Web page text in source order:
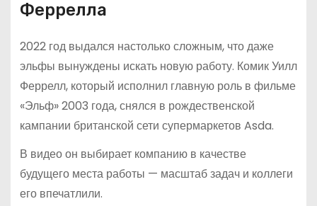
Феррелла
2022 год выдался настолько сложным, что даже
эльфы вынуждены искать новую работу. Комик Уилл
Феррелл, который исполнил главную роль в фильме
«Эльф» 2003 года, снялся в рождественской
кампании британской сети супермаркетов Asda.
В видео он выбирает компанию в качестве
будущего места работы — масштаб задач и коллеги
его впечатлили.